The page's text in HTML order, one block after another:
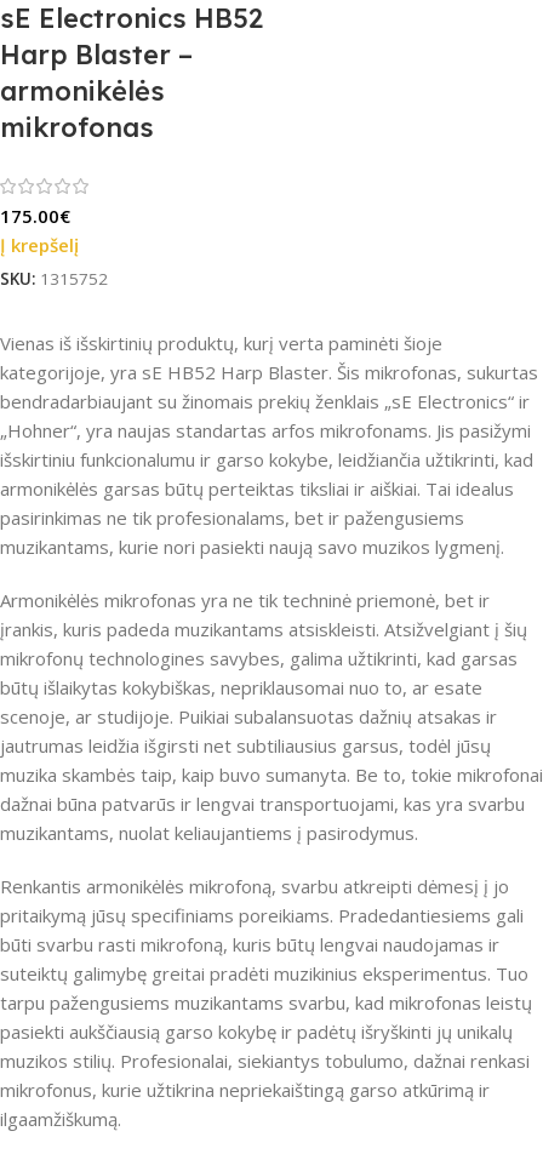
sE Electronics HB52
Harp Blaster –
armonikėlės
mikrofonas
175.00€
Į krepšelį
SKU: 1315752
Vienas iš išskirtinių produktų, kurį verta paminėti šioje
kategorijoje, yra sE HB52 Harp Blaster. Šis mikrofonas, sukurtas
bendradarbiaujant su žinomais prekių ženklais „sE Electronics“ ir
„Hohner“, yra naujas standartas arfos mikrofonams. Jis pasižymi
išskirtiniu funkcionalumu ir garso kokybe, leidžiančia užtikrinti, kad
armonikėlės garsas būtų perteiktas tiksliai ir aiškiai. Tai idealus
pasirinkimas ne tik profesionalams, bet ir pažengusiems
muzikantams, kurie nori pasiekti naują savo muzikos lygmenį.
Armonikėlės mikrofonas yra ne tik techninė priemonė, bet ir
įrankis, kuris padeda muzikantams atsiskleisti. Atsižvelgiant į šių
mikrofonų technologines savybes, galima užtikrinti, kad garsas
būtų išlaikytas kokybiškas, nepriklausomai nuo to, ar esate
scenoje, ar studijoje. Puikiai subalansuotas dažnių atsakas ir
jautrumas leidžia išgirsti net subtiliausius garsus, todėl jūsų
muzika skambės taip, kaip buvo sumanyta. Be to, tokie mikrofonai
dažnai būna patvarūs ir lengvai transportuojami, kas yra svarbu
muzikantams, nuolat keliaujantiems į pasirodymus.
Renkantis armonikėlės mikrofoną, svarbu atkreipti dėmesį į jo
pritaikymą jūsų specifiniams poreikiams. Pradedantiesiems gali
būti svarbu rasti mikrofoną, kuris būtų lengvai naudojamas ir
suteiktų galimybę greitai pradėti muzikinius eksperimentus. Tuo
tarpu pažengusiems muzikantams svarbu, kad mikrofonas leistų
pasiekti aukščiausią garso kokybę ir padėtų išryškinti jų unikalų
muzikos stilių. Profesionalai, siekiantys tobulumo, dažnai renkasi
mikrofonus, kurie užtikrina nepriekaištingą garso atkūrimą ir
ilgaamžiškumą.